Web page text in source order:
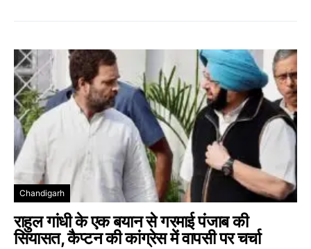
Chandigarh
राहुल गांधी के एक बयान से गरमाई पंजाब की
सियासत, कैप्टन की कांग्रेस में वापसी पर चर्चा